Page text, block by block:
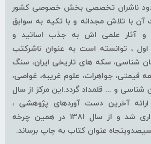
ناشران تخصصی بخش خصوصی کشور
با تلاش مجدانه و با تکیه به سوابق
و آثار علمی اش به جذب اساتید و
، توانسته است به عنوان ناشرکتب
شناسی، سکه های تاریخی ایران، سنگ
قیمتی، جواهرات، علوم غریبه، غواصی،
شناسی و ... قلمداد گردد.این مرکز از سال
ارائه آخرین دست آوردهای پژوهشی ،
فرهنگی پایه گذاری شد و از سال 1381 در همین چرخه
عنوان کتاب به چاپ برساند.